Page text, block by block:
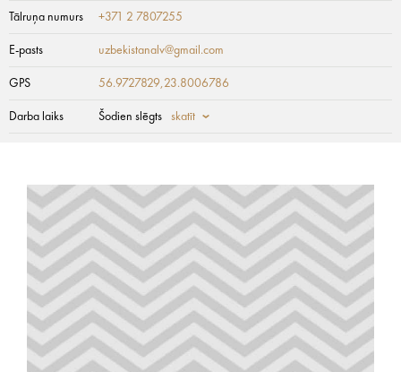
Tālruņa numurs +371 2 7807255
E-pasts uzbekistanalv@gmail.com
GPS 56.9727829,23.8006786
Darba laiks Šodien slēgts skatīt